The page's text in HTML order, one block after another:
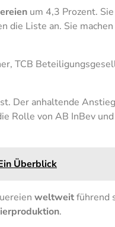
um 4,3 Prozent.
Liste an. Sie
TCB
Der anhaltende
Rolle von AB InBev
Überblick
weltweitführend
.